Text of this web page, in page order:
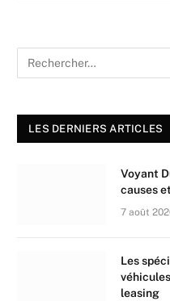
LES DERNIERS ARTICLES
Voyant
causes
7 août
Les
leasing